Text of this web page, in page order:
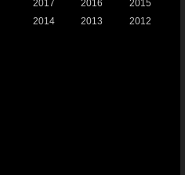
2017
2016
2015
2014
2013 2012